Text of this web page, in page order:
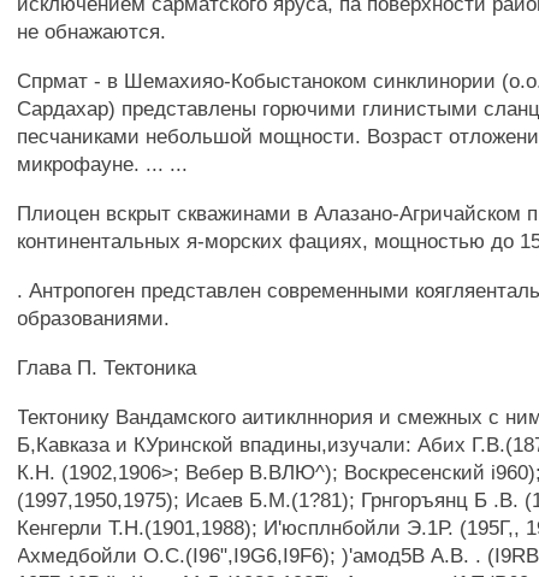
не обнажаются.
Спрмат - в Шемахияо-Кобыстаноком синклинории
Сардахар) представлены горючими глинистыми
песчаниками небольшой мощности. Возраст
микрофауне. ... ...
Плиоцен вскрыт скважинами в Алазано-Агричайском
континентальных я-морских фациях, мощностью до
. Антропоген представлен современными
образованиями.
Глава П. Тектоника
Тектонику Вандамского аитиклннория и смежных с
Б,Кавказа и КУринской впадины,изучали: Абих
К.Н. (1902,1906>; Вебер В.ВЛЮ^); Воскресенский
(1997,1950,1975); Исаев Б.М.(1?81); Грнгоръянц Б .В.
Кенгерли Т.Н.(1901,1988); И'юсплнбойли Э.1Р. (195Г,,
Ахмедбойли O.C.(I96",I9G6,I9F6); )'амод5В A.B. .